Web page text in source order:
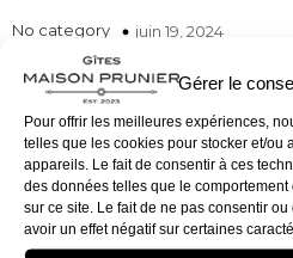
Gérer le
Pour offrir les meilleures expériences,
telles que les cookies pour stocker et/ou
appareils. Le fait de consentir à ces
des données telles que le
sur ce site. Le fait de ne pas consentir
avoir un effet négatif sur certaines
No category juin 19, 2024